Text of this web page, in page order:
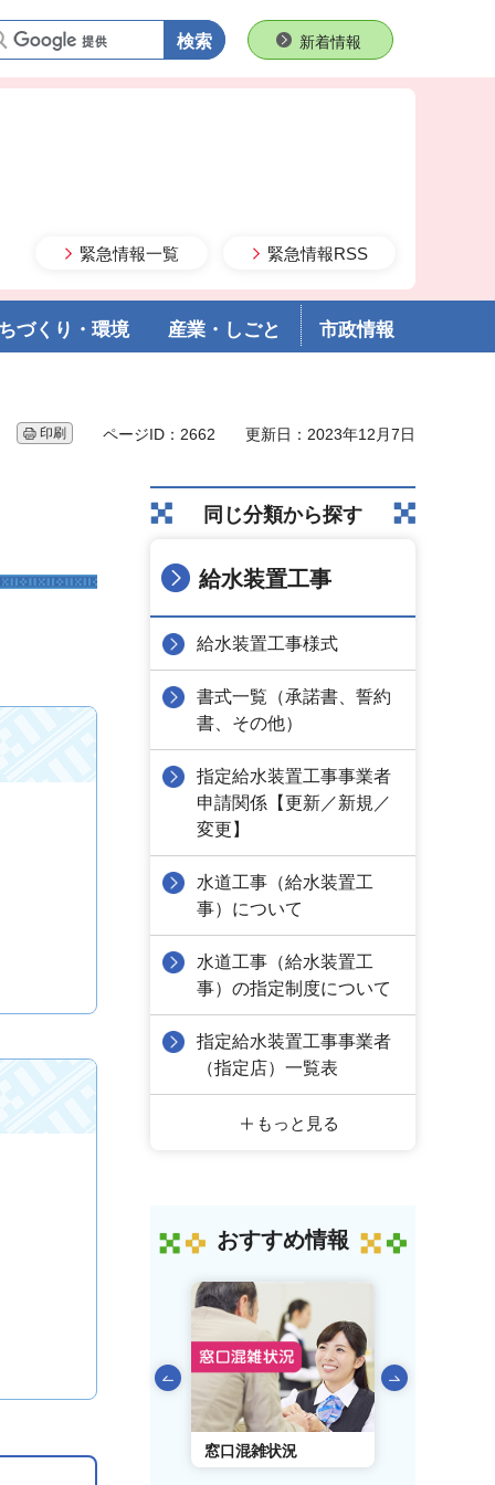
緊急情報一覧 緊急情報RSS
語句で検索新着情報
づくり・環境 産業・しごと 市政情報
印刷 ページID：2662 更新日：2023年12月7日
同じ分類から探す
給水装置工事
給水装置工事様式
書式一覧（承諾書、誓約
書、その他）
指定給水装置工事事業者
申請関係【更新／新規／
変更】
水道工事（給水装置工
事）について
水道工事（給水装置工
事）の指定制度について
指定給水装置工事事業者
（指定店）一覧表
もっと見る
おすすめ情報
前のスライドを表示
窓口混雑状況